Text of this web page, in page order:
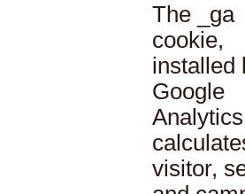
The _ga
cookie,
installed
Google
visitor,